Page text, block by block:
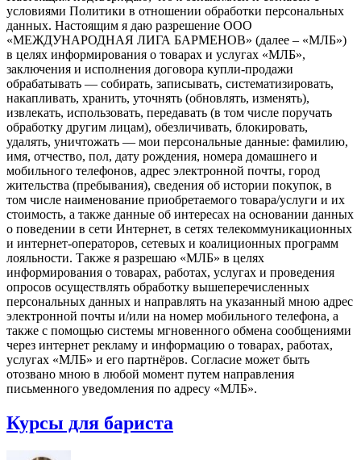
условиями Политики в отношении обработки персональных
данных. Настоящим я даю разрешение ООО
«МЕЖДУНАРОДНАЯ ЛИГА БАРМЕНОВ» (далее – «МЛБ»)
в целях информирования о товарах и услугах «МЛБ»,
заключения и исполнения договора купли-продажи
обрабатывать — собирать, записывать, систематизировать,
накапливать, хранить, уточнять (обновлять, изменять),
извлекать, использовать, передавать (в том числе поручать
обработку другим лицам), обезличивать, блокировать,
удалять, уничтожать — мои персональные данные: фамилию,
имя, отчество, пол, дату рождения, номера домашнего и
мобильного телефонов, адрес электронной почты, город
жительства (пребывания), сведения об истории покупок, в
том числе наименование приобретаемого товара/услуги и их
стоимость, а также данные об интересах на основании данных
о поведении в сети Интернет, в сетях телекоммуникационных
и интернет-операторов, сетевых и коалиционных программ
лояльности. Также я разрешаю «МЛБ» в целях
информирования о товарах, работах, услугах и проведения
опросов осуществлять обработку вышеперечисленных
персональных данных и направлять на указанный мною адрес
электронной почты и/или на номер мобильного телефона, а
также с помощью системы мгновенного обмена сообщениями
через интернет рекламу и информацию о товарах, работах,
услугах «МЛБ» и его партнёров. Согласие может быть
отозвано мною в любой момент путем направления
письменного уведомления по адресу «МЛБ».
Курсы для бариста